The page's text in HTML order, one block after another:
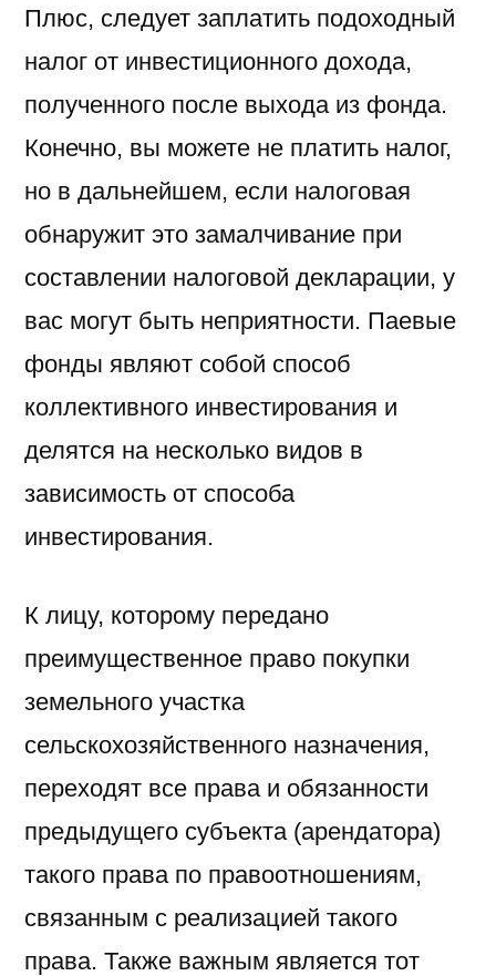
Плюс, следует заплатить подоходный
налог от инвестиционного дохода,
полученного после выхода из фонда.
Конечно, вы можете не платить налог,
но в дальнейшем, если налоговая
обнаружит это замалчивание при
составлении налоговой декларации, у
вас могут быть неприятности. Паевые
фонды являют собой способ
коллективного инвестирования и
делятся на несколько видов в
зависимость от способа
инвестирования.
К лицу, которому передано
преимущественное право покупки
земельного участка
сельскохозяйственного назначения,
переходят все права и обязанности
предыдущего субъекта (арендатора)
такого права по правоотношениям,
связанным с реализацией такого
права. Также важным является тот